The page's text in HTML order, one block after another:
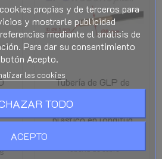
Tubería de GLP de
revestimiento de
plástico en longitud
Tubería de cobre
propias y de terceros para
y mostrarle publicidad
mediante el análisis de
Para dar su consentimiento
Acepto.
las cookies
TODO
ACEPTO